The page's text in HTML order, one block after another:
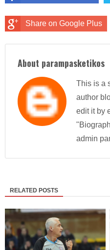
Share on Google Plus
About parampasketikos
This is a
author
edit it by
admin
RELATED POSTS